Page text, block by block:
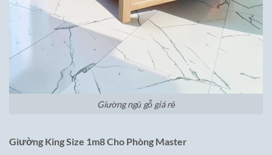
Giường ngủ gỗ giá rẻ
Giường King Size 1m8 Cho Phòng Master